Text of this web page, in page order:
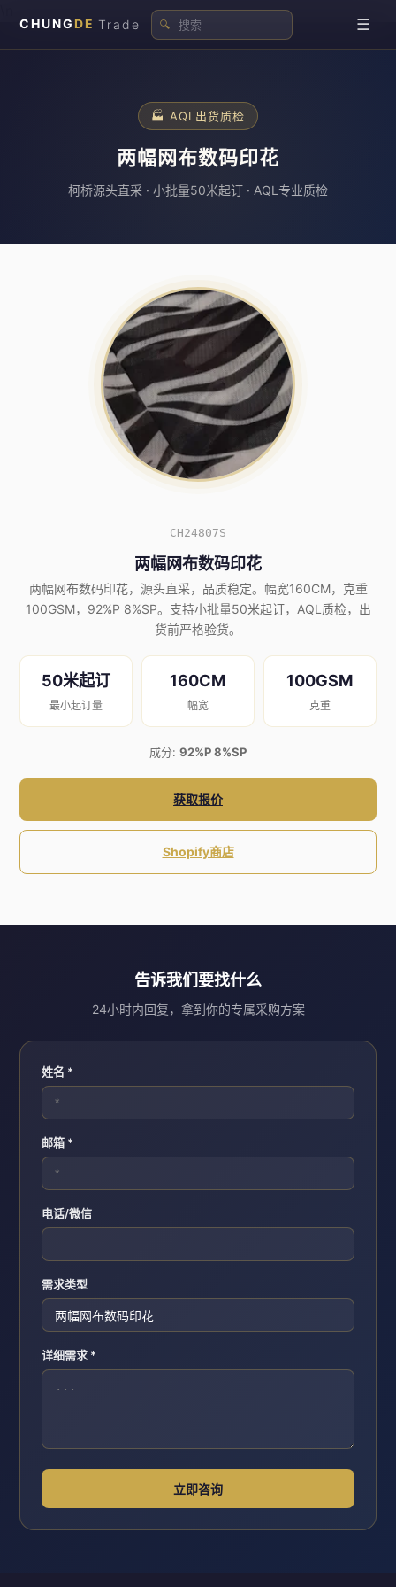
CHUNG DE Trade 🔍 ☰
🏭 AQL出货质检
两幅网布数码印花
柯桥源头直采 · 小批量50米起订 · AQL专业质检
CH24807S
两幅网布数码印花
两幅网布数码印花，源头直采，品质稳定。幅宽160CM，克重
100GSM，92%P 8%SP。支持小批量50米起订，AQL质检，出
货前严格验货。
50米起订
最小起订量
160CM
幅宽
100GSM
克重
成分: 92%P 8%SP
获取报价
Shopify商店
告诉我们要找什么
24小时内回复，拿到你的专属采购方案
姓名 *
邮箱 *
电话/微信
需求类型
详细需求 *
立即咨询